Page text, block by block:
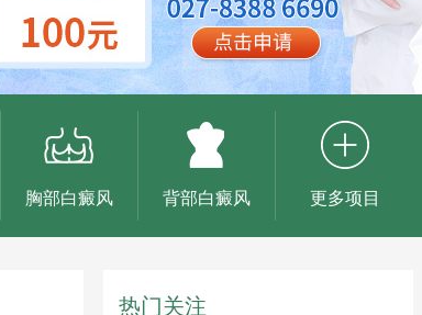
胸部白癜风 背部白癜风 更多项目
热门关注